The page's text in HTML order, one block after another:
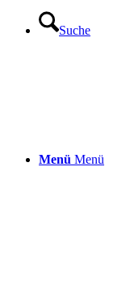
Suche
Menü Menü